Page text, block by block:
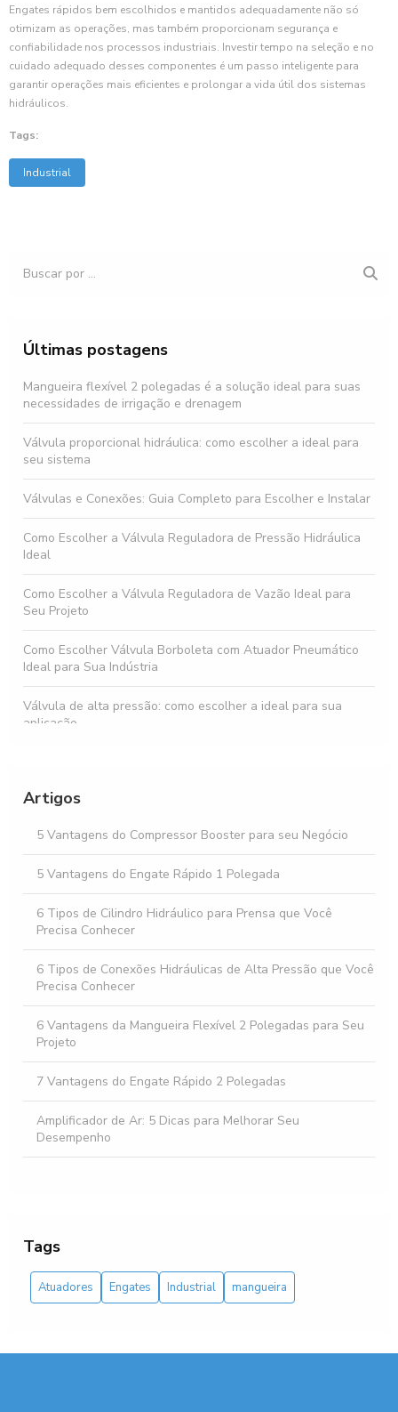
Engates rápidos bem escolhidos e mantidos adequadamente não só
otimizam as operações, mas também proporcionam segurança e
confiabilidade nos processos industriais. Investir tempo na seleção e no
cuidado adequado desses componentes é um passo inteligente para
garantir operações mais eficientes e prolongar a vida útil dos sistemas
hidráulicos.
Tags:
Industrial
Últimas postagens
Mangueira flexível 2 polegadas é a solução ideal para suas
necessidades de irrigação e drenagem
Válvula proporcional hidráulica: como escolher a ideal para
seu sistema
Válvulas e Conexões: Guia Completo para Escolher e Instalar
Como Escolher a Válvula Reguladora de Pressão Hidráulica
Ideal
Como Escolher a Válvula Reguladora de Vazão Ideal para
Seu Projeto
Como Escolher Válvula Borboleta com Atuador Pneumático
Ideal para Sua Indústria
Válvula de alta pressão: como escolher a ideal para sua
aplicação
corretamente em sistemas industriais
Válvula de Retenção Pneumática: Como Funciona e Suas
Aplicações
Artigos
5 Vantagens do Compressor Booster para seu Negócio
5 Vantagens do Engate Rápido 1 Polegada
6 Tipos de Cilindro Hidráulico para Prensa que Você
Precisa Conhecer
6 Tipos de Conexões Hidráulicas de Alta Pressão que Você
Precisa Conhecer
6 Vantagens da Mangueira Flexível 2 Polegadas para Seu
Projeto
7 Vantagens do Engate Rápido 2 Polegadas
Amplificador de Ar: 5 Dicas para Melhorar Seu
Desempenho
necessidade e otimizar o desempenho do seu sistema
Aprenda tudo sobre o atuador pneumático linear: como
funciona, suas vantagens e aplicações
Tags
Atuadores Engates Industrial mangueira